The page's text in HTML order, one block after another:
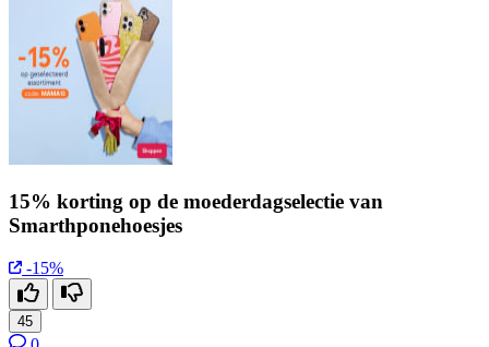
15% korting op de moederdagselectie van
Smarthponehoesjes
-15%
45